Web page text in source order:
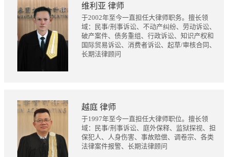
维利亚 律师
于2002年至今一直担任大律师职务。擅长领
域：民事/刑事诉讼、不动产纠纷、劳动诉讼、
破产案件、债务重组、行政诉讼、知识产权和
国际贸易诉讼、消费者诉讼、起草/审核合同、
长期法律顾问
越庭 律师
于1997年至今一直担任大律师职位。擅长领
域：民事/刑事诉讼、庭外保释、监狱探视、担
保犯人、人身伤害、事故赔偿、调卷宗、各类
法律案件报警、长期法律顾问